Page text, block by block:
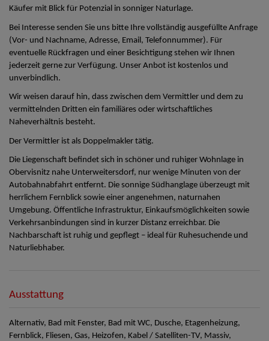
Käufer mit Blick für Potenzial in sonniger Naturlage.
Bei Interesse senden Sie uns bitte Ihre vollständig ausgefüllte Anfrage
(Vor- und Nachname, Adresse, Email, Telefonnummer). Für
eventuelle Rückfragen und einer Besichtigung stehen wir Ihnen
jederzeit gerne zur Verfügung. Unser Anbot ist kostenlos und
unverbindlich.
Wir weisen darauf hin, dass zwischen dem Vermittler und dem zu
vermittelnden Dritten ein familiäres oder wirtschaftliches
Naheverhältnis besteht.
Der Vermittler ist als Doppelmakler tätig.
Die Liegenschaft befindet sich in schöner und ruhiger Wohnlage in
Obervisnitz nahe Unterweitersdorf, nur wenige Minuten von der
Autobahnabfahrt entfernt. Die sonnige Südhanglage überzeugt mit
herrlichem Fernblick sowie einer angenehmen, naturnahen
Umgebung. Öffentliche Infrastruktur, Einkaufsmöglichkeiten sowie
Verkehrsanbindungen sind in kurzer Distanz erreichbar. Die
Nachbarschaft ist ruhig und gepflegt – ideal für Ruhesuchende und
Naturliebhaber.
Ausstattung
Alternativ Bad mit Fenster Bad mit WC Dusche Etagenheizung
Fernblick Fliesen Gas Heizofen Kabel / Satelliten-TV Massiv